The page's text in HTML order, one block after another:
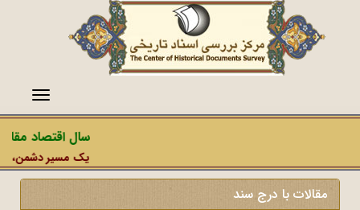
منو
سال اقتصاد
یک مسیر دشمن،
مقالات با درج سند